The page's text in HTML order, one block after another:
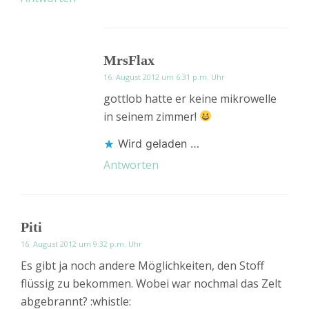
MrsFlax
16. August 2012 um 6:31 p.m. Uhr
gottlob hatte er keine mikrowelle
in seinem zimmer!
Wird geladen …
Antworten
Piti
16. August 2012 um 9:32 p.m. Uhr
Es gibt ja noch andere Möglichkeiten, den Stoff
flüssig zu bekommen. Wobei war nochmal das Zelt
abgebrannt? :whistle: